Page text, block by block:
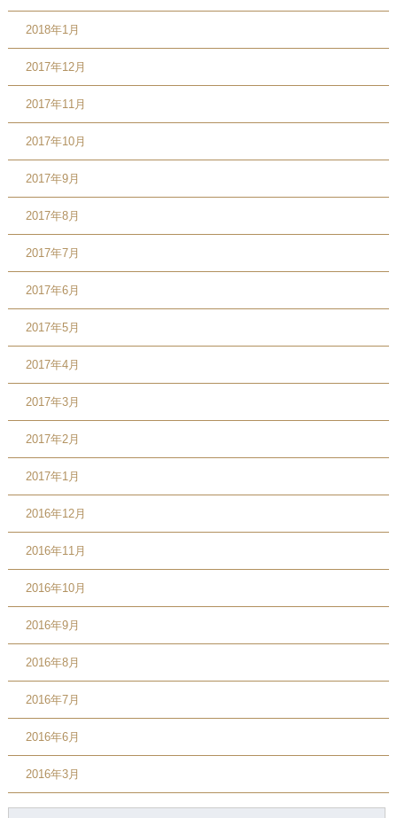
2018年1月
2017年12月
2017年11月
2017年10月
2017年9月
2017年8月
2017年7月
2017年6月
2017年5月
2017年4月
2017年3月
2017年2月
2017年1月
2016年12月
2016年11月
2016年10月
2016年9月
2016年8月
2016年7月
2016年6月
2016年3月